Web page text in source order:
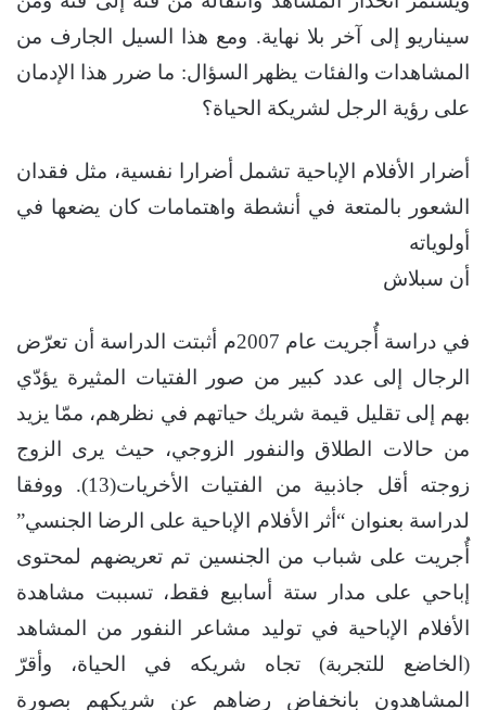
سيناريو إلى آخر بلا نهاية. ومع هذا السيل الجارف من
المشاهدات والفئات يظهر السؤال: ما ضرر هذا الإدمان
على رؤية الرجل لشريكة الحياة؟
أضرار الأفلام الإباحية تشمل أضرارا نفسية، مثل فقدان
الشعور بالمتعة في أنشطة واهتمامات كان يضعها في
أولوياته
أن سبلاش
في دراسة أُجريت عام 2007م أثبتت الدراسة أن تعرّض
الرجال إلى عدد كبير من صور الفتيات المثيرة يؤدّي
بهم إلى تقليل قيمة شريك حياتهم في نظرهم، ممّا يزيد
من حالات الطلاق والنفور الزوجي، حيث يرى الزوج
زوجته أقل جاذبية من الفتيات الأخريات(13). ووفقا
لدراسة بعنوان “أثر الأفلام الإباحية على الرضا الجنسي”
أُجريت على شباب من الجنسين تم تعريضهم لمحتوى
إباحي على مدار ستة أسابيع فقط، تسببت مشاهدة
الأفلام الإباحية في توليد مشاعر النفور من المشاهد
(الخاضع للتجربة) تجاه شريكه في الحياة، وأقرّ
المشاهدون بانخفاض رضاهم عن شريكهم بصورة